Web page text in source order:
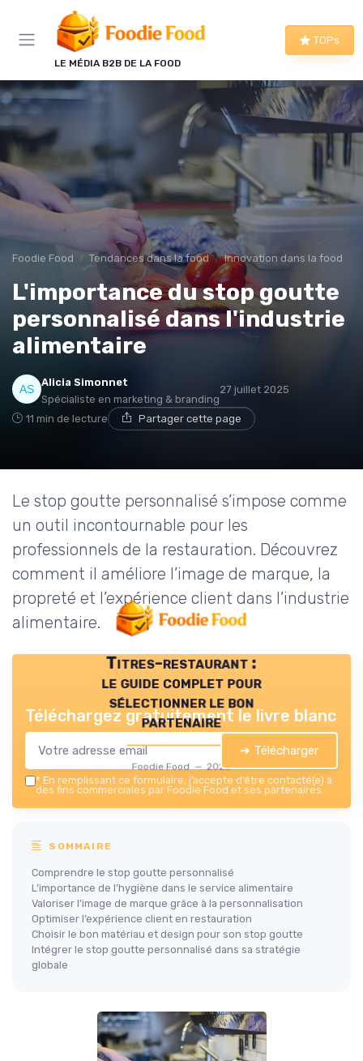
LE MÉDIA B2B DE LA FOOD
TOPs
Foodie Food Tendances dans la food Innovation dans la food
L'importance du stop goutte
personnalisé dans l'industrie
alimentaire
Alicia Simonnet
Spécialiste en marketing & branding
27 juillet 2025
11 min de lecture Partager cette page
Le stop goutte personnalisé s’impose comme
un outil incontournable pour les
professionnels de la restauration. Découvrez
comment il améliore l’image de marque, la
propreté et l’expérience client dans l’industrie
alimentaire.
Titres-restaurant :
le guide complet pour
sélectionner le bon
partenaire
Foodie Food — 2026
Téléchargez gratuitement le livre blanc
➔ Télécharger
* En remplissant ce formulaire, j’accepte d’être contacté(e) à
des fins commerciales par Foodie Food et ses partenaires.
SOMMAIRE
Comprendre le stop goutte personnalisé
L’importance de l’hygiène dans le service alimentaire
Valoriser l’image de marque grâce à la personnalisation
Optimiser l’expérience client en restauration
Choisir le bon matériau et design pour son stop goutte
Intégrer le stop goutte personnalisé dans sa stratégie
globale
Panneau de gestion des cookies